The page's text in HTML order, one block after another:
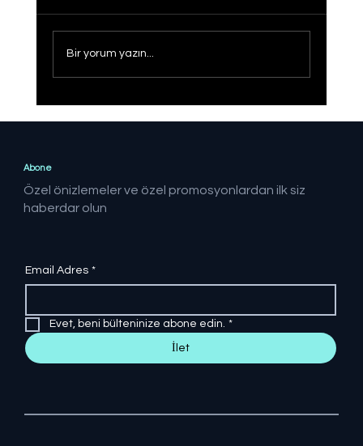
Bir yorum yazın...
Abone
Özel önizlemeler ve özel promosyonlardan ilk siz
haberdar olun
Email Adres *
Evet, beni bülteninize abone edin. *
İlet